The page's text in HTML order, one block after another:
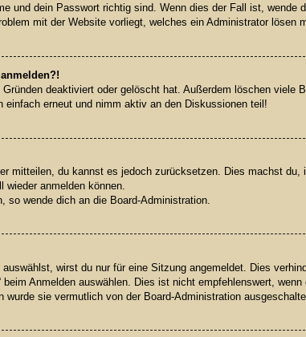
und dein Passwort richtig sind. Wenn dies der Fall ist, wende
mit der Website vorliegt, welches ein Administrator lösen
deaktiviert oder gelöscht hat. Außerdem löschen viele
erneut und nimm aktiv an den Diskussionen teil!
mitteilen, du kannst es jedoch zurücksetzen. Dies machst du,
anmelden können.
wende dich an die Board-Administration.
wirst du nur für eine Sitzung angemeldet. Dies
Anmelden auswählen. Dies ist nicht empfehlenswert,
sie vermutlich von der Board-Administration